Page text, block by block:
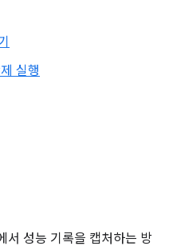
실행
서 성능 기록을 캡처하는 방